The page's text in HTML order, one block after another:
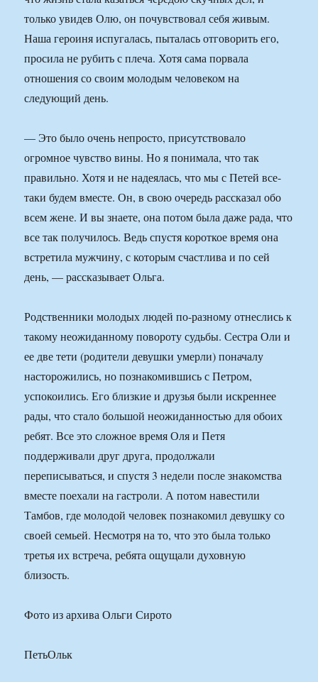
только увидев Олю, он почувствовал себя живым.
Наша героиня испугалась, пыталась отговорить его,
просила не рубить с плеча. Хотя сама порвала
отношения со своим молодым человеком на
следующий день.
— Это было очень непросто, присутствовало
огромное чувство вины. Но я понимала, что так
правильно. Хотя и не надеялась, что мы с Петей все-
таки будем вместе. Он, в свою очередь рассказал обо
всем жене. И вы знаете, она потом была даже рада, что
все так получилось. Ведь спустя короткое время она
встретила мужчину, с которым счастлива и по сей
день, — рассказывает Ольга.
Родственники молодых людей по-разному отнеслись к
такому неожиданному повороту судьбы. Сестра Оли и
ее две тети (родители девушки умерли) поначалу
насторожились, но познакомившись с Петром,
успокоились. Его близкие и друзья были искреннее
рады, что стало большой неожиданностью для обоих
ребят. Все это сложное время Оля и Петя
поддерживали друг друга, продолжали
переписываться, и спустя 3 недели после знакомства
вместе поехали на гастроли. А потом навестили
Тамбов, где молодой человек познакомил девушку со
своей семьей. Несмотря на то, что это была только
третья их встреча, ребята ощущали духовную
близость.
Фото из архива Ольги Сирото
ПетьОльк